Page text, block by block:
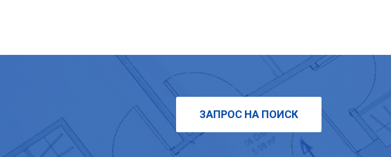
ЗАПРОС НА ПОИСК